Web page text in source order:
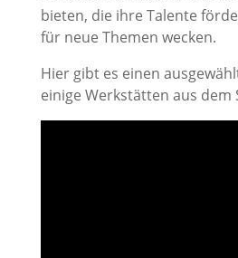
bieten, die ihre Talente
für neue Themen wecken.
Hier gibt es einen
einige Werkstätten aus dem